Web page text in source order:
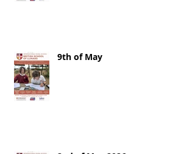
9th of May